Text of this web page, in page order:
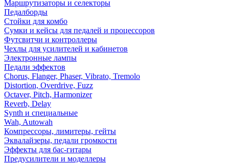
Маршрутизаторы и селекторы
Педалборды
Стойки для комбо
Сумки и кейсы для педалей и процессоров
Футсвитчи и контроллеры
Чехлы для усилителей и кабинетов
Электронные лампы
Педали эффектов
Chorus, Flanger, Phaser, Vibrato, Tremolo
Distortion, Overdrive, Fuzz
Octaver, Pitch, Harmonizer
Reverb, Delay
Synth и специальные
Wah, Autowah
Компрессоры, лимитеры, гейты
Эквалайзеры, педали громкости
Эффекты для бас-гитары
Предусилители и моделлеры